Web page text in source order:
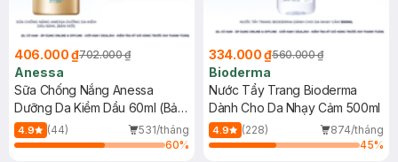
406.000 ₫702.000 ₫
Anessa
Sữa Chống Nắng Anessa
Dưỡng Da Kiềm Dầu 60ml (Bản
Mới)
4.9 (44)
531/tháng
60%
334.000 ₫560.000 ₫
Bioderma
Nước Tẩy Trang Bioderma
Dành Cho Da Nhạy Cảm 500ml
4.9 (228)
874/tháng
45%